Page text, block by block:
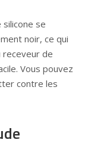
se
noir, ce qui
de
Vous pouvez
contre les